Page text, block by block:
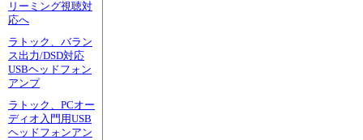
リーミング視聴対
応へ
ラトック、バラン
ス出力/DSD対応
USBヘッドフォン
アンプ
ラトック、PCオー
ディオ入門用USB
ヘッドフォンアン